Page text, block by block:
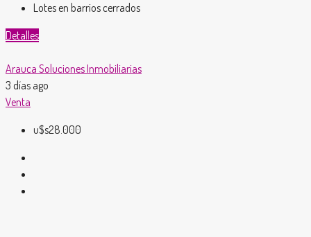
Lotes en barrios cerrados
Detalles
Arauca Soluciones Inmobiliarias
3 días ago
Venta
u$s28.000